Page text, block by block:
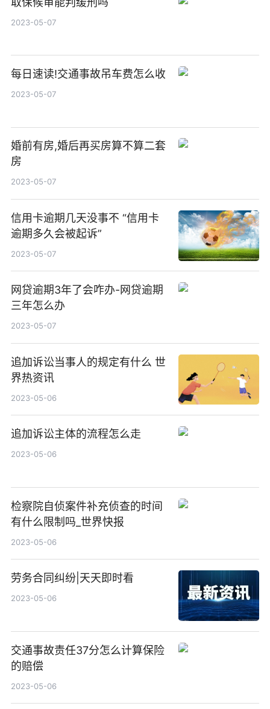
2023-05-07
每日速读!交通事故吊车费怎么收
2023-05-07
婚前有房,婚后再买房算不算二套
房
2023-05-07
信用卡逾期几天没事不 “信用卡
逾期多久会被起诉”
2023-05-07
网贷逾期3年了会咋办-网贷逾期
三年怎么办
2023-05-07
追加诉讼当事人的规定有什么 世
界热资讯
2023-05-06
追加诉讼主体的流程怎么走
2023-05-06
检察院自侦案件补充侦查的时间
有什么限制吗_世界快报
2023-05-06
劳务合同纠纷|天天即时看
2023-05-06
交通事故责任37分怎么计算保险
的赔偿
2023-05-06